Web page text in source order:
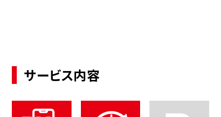
サービス内容